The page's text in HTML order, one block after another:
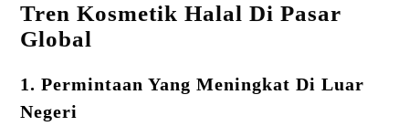
Tren Kosmetik Halal Di Pasar
Global
1. Permintaan Yang Meningkat Di Luar
Negeri